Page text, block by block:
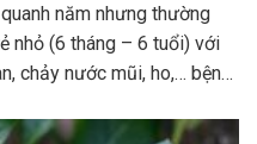
năm nhưng thường
nhỏ (6 tháng – 6 tuổi) với
chảy nước mũi, ho,… bệnh